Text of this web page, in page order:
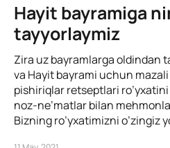
Hayit bayramiga
tayyorlaymiz
Zira uz bayramlarga oldindan
va Hayit bayrami uchun
pishiriqlar retseptlari
noz-ne’matlar bilan
Bizning ro’yxatimizni o’zingiz